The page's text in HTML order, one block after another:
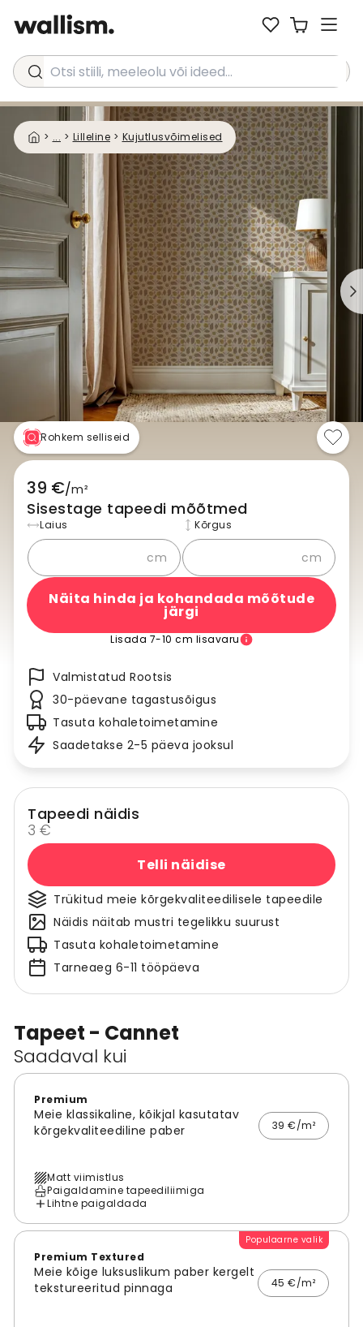
Otsi stiili, meeleolu või ideed...
> ... > Lilleline > Kujutlusvõimelised
Tapeet - Cannet
Saadaval kui
Premium
Meie klassikaline, kõikjal kasutatav
kõrgekvaliteediline paber
39 €/m²
Matt viimistlus
Paigaldamine tapeediliimiga
Lihtne paigaldada
Populaarne valik
Premium Textured
Meie kõige luksuslikum paber kergelt
tekstureeritud pinnaga
45 €/m²
Rohkem selliseid
39 €/m²
Sisestage tapeedi mõõtmed
Laius
cm
Kõrgus
cm
Näita hinda ja kohandada mõõtude
järgi
Lisada 7-10 cm lisavaru
Valmistatud Rootsis
30-päevane tagastusõigus
Tasuta kohaletoimetamine
Saadetakse 2-5 päeva jooksul
Tapeedi näidis
3 €
Telli näidise
Trükitud meie kõrgekvaliteedilisele tapeedile
Näidis näitab mustri tegelikku suurust
Tasuta kohaletoimetamine
Tarneaeg 6-11 tööpäeva